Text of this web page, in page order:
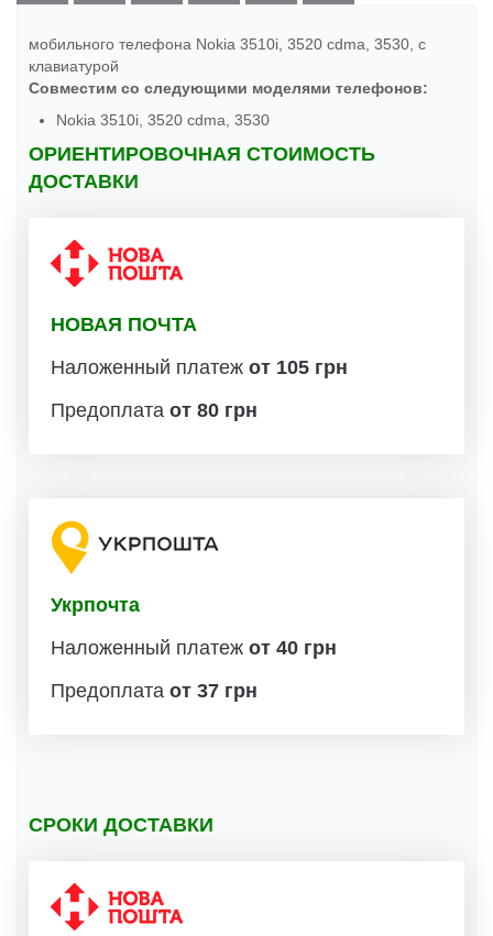
мобильного телефона Nokia 3510i, 3520 cdma, 3530, с
клавиатурой
Совместим со следующими моделями телефонов:
Nokia 3510i, 3520 cdma, 3530
ОРИЕНТИРОВОЧНАЯ СТОИМОСТЬ
ДОСТАВКИ
НОВАЯ ПОЧТА
Наложенный платеж от 105 грн
Предоплата от 80 грн
Укрпочта
Наложенный платеж от 40 грн
Предоплата от 37 грн
СРОКИ ДОСТАВКИ